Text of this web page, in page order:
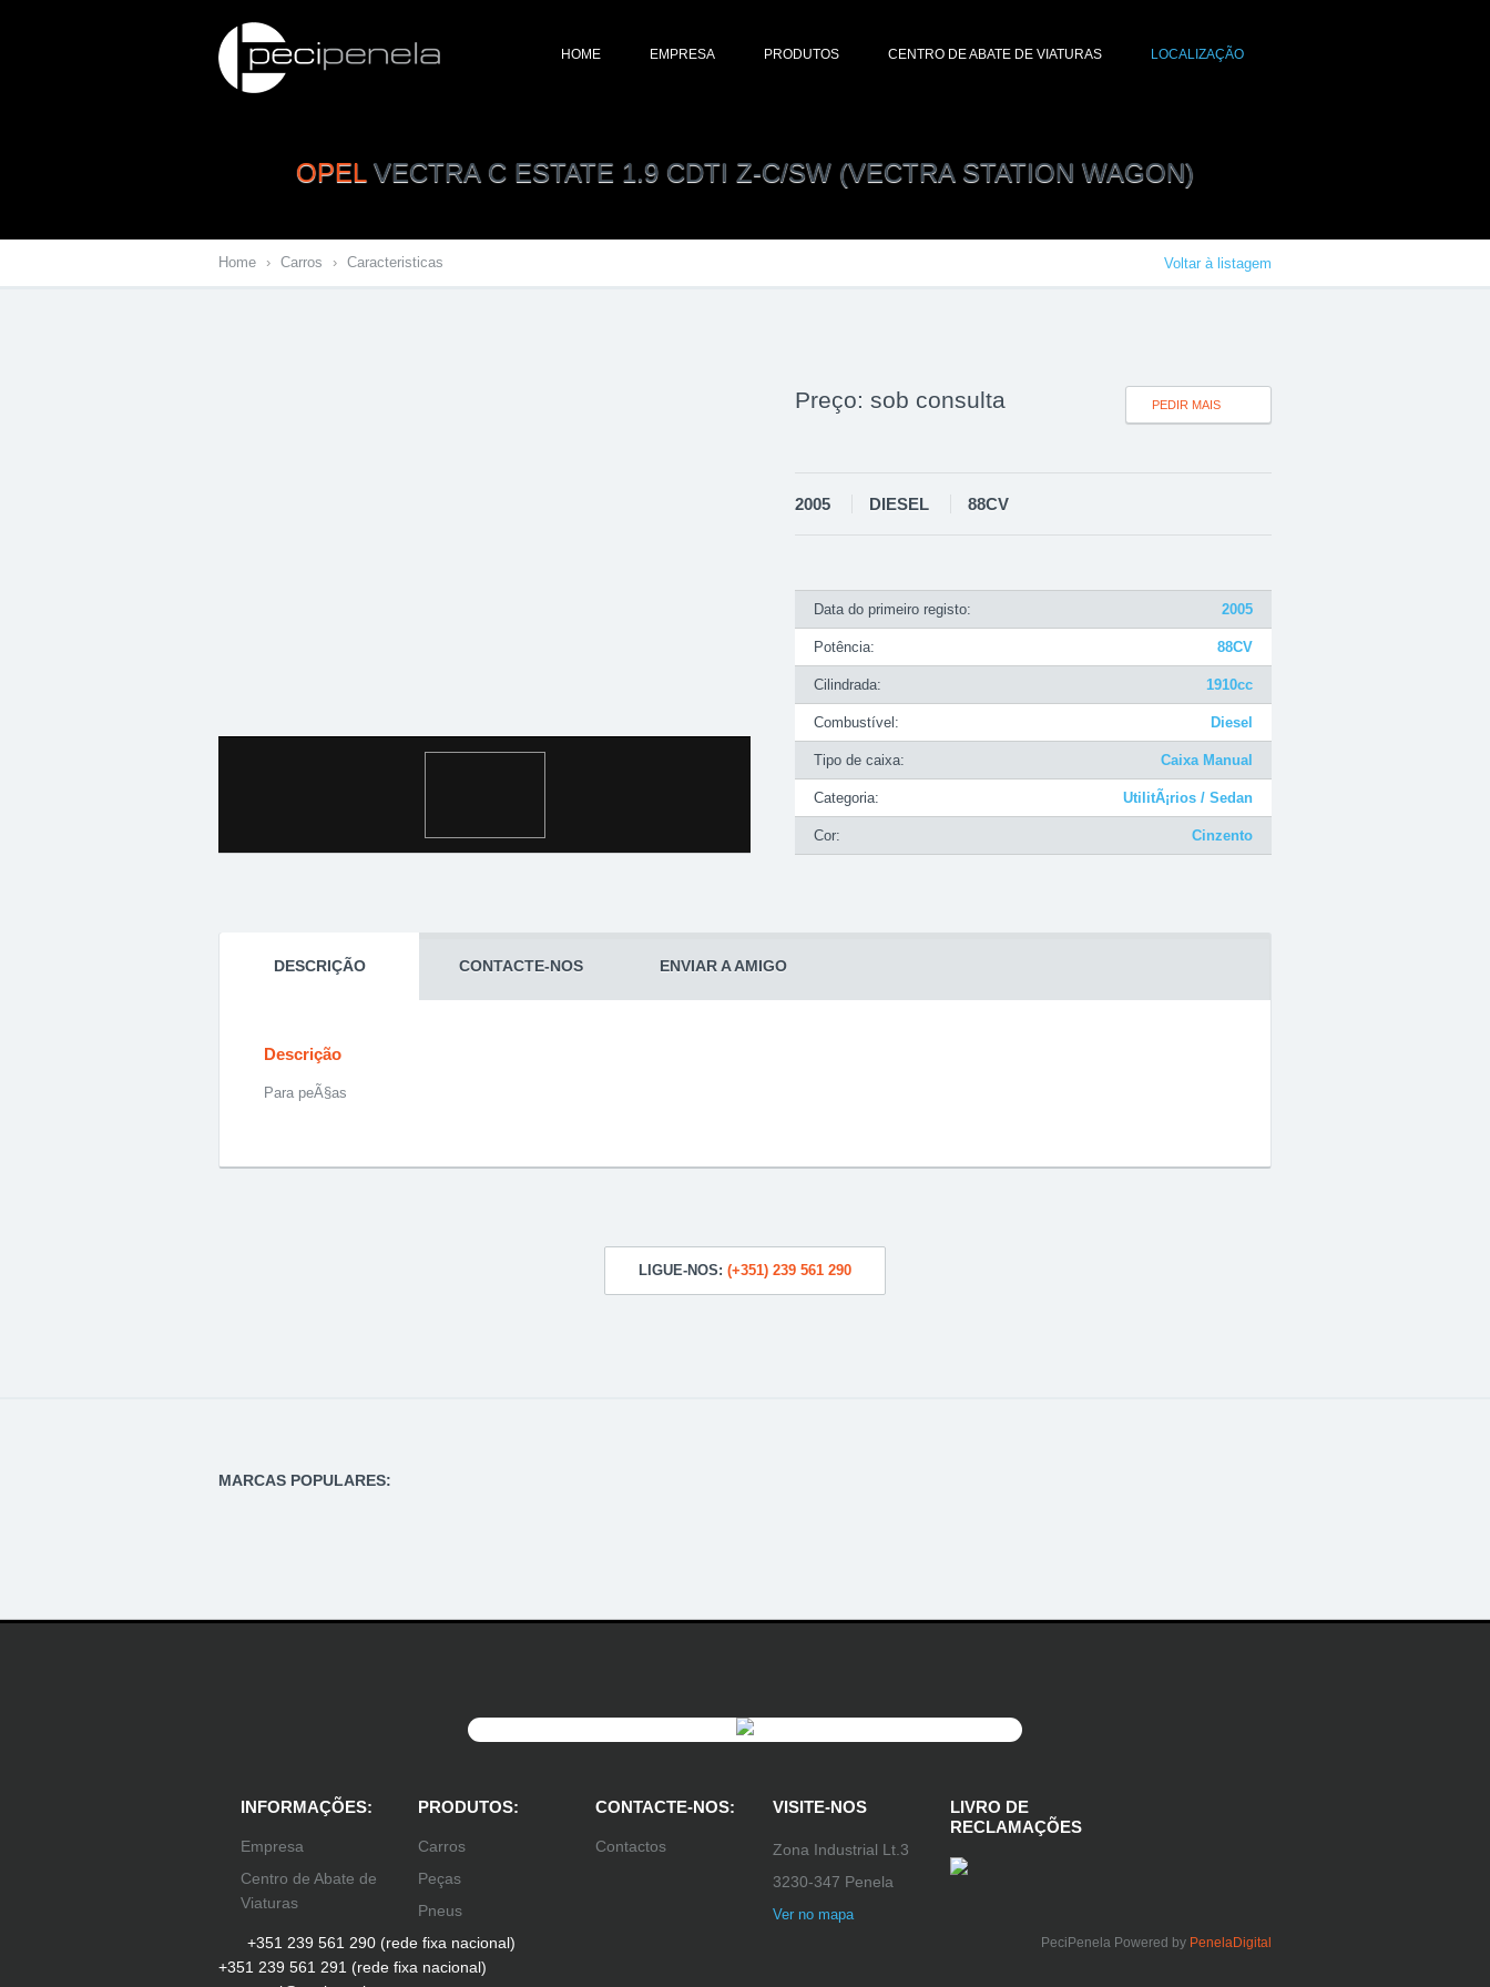
HOME EMPRESA PRODUTOS CENTRO DE ABATE DE VIATURAS LOCALIZAÇÃO
OPELVECTRA C ESTATE 1.9 CDTI Z-C/SW (VECTRA STATION WAGON)
Home › Carros › Caracteristicas Voltar à listagem
Preço: sob consulta PEDIR MAIS
2005 DIESEL 88CV
Data do primeiro registo: 2005
Potência: 88CV
Cilindrada: 1910cc
Combustível: Diesel
Tipo de caixa: Caixa Manual
Categoria: UtilitÃ¡rios / Sedan
Cor: Cinzento
DESCRIÇÃO CONTACTE-NOS ENVIAR A AMIGO
Descrição
Para peÃ§as
LIGUE-NOS: (+351) 239 561 290
MARCAS POPULARES:
INFORMAÇÕES:
Empresa
Centro de Abate de
Viaturas
PRODUTOS:
Carros
Peças
Pneus
CONTACTE-NOS:
Contactos
VISITE-NOS
Zona Industrial Lt.3
3230-347 Penela
Ver no mapa
LIVRO DE
RECLAMAÇÕES
+351 239 561 290 (rede fixa nacional)
+351 239 561 291 (rede fixa nacional)
PeciPenela Powered by PenelaDigital